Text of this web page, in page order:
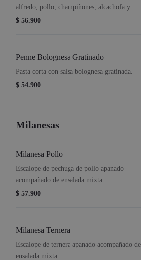
alfredo, pollo, champiñones, alcachofa y
proscuitto frito.
$ 56.900
Penne Bolognesa Gratinado
Pasta corta con salsa bolognesa gratinada.
$ 54.900
Milanesas
Milanesa Pollo
Escalope de pechuga de pollo apanado
acompañado de ensalada mixta.
$ 57.900
Milanesa Ternera
Escalope de ternera apanado acompañado de
ensalada mixta.